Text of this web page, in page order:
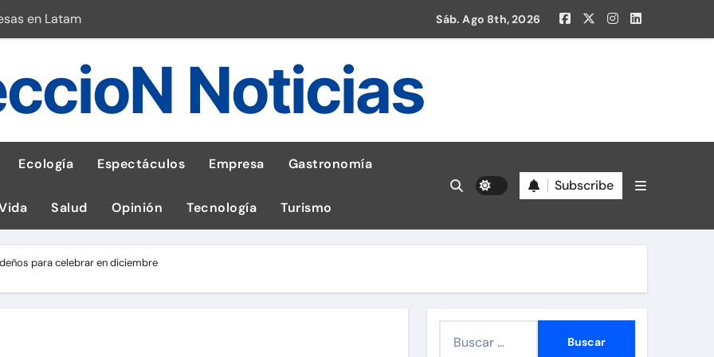
en Latam
de hígado
de GEI en sus operaciones
de celular según OSIPTEL
¡Descarga la app de Meridianbet y gana una jugada gratis en la Liga 1!
Perú
Sáb. Ago 8th, 2026
Noticias
Ecología Espectáculos Empresa Gastronomía
Salud Opinión Tecnología Turismo
Subscribe
para celebrar en diciembre